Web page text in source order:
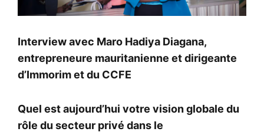
Interview avec Maro Hadiya Diagana,
entrepreneure mauritanienne et dirigeante
d’Immorim et du CCFE
Quel est aujourd’hui votre vision globale du
rôle du secteur privé dans le